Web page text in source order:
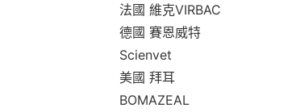
法國 維克VIRBAC
德國 賽恩威特
Scienvet
美國 拜耳
BOMAZEAL